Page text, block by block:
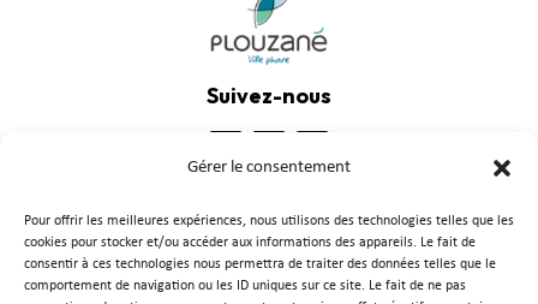
Gérer le consentement
Pour offrir les meilleures expériences, nous utilisons des technologies telles que les
cookies pour stocker et/ou accéder aux informations des appareils. Le fait de
consentir à ces technologies nous permettra de traiter des données telles que le
comportement de navigation ou les ID uniques sur ce site. Le fait de ne pas
Suivez-nous